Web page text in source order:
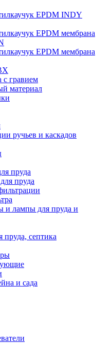
EPDM INDY
EPDM мембрана
EPDM мембрана
с гравием
материал
ручьев и каскадов
пруда
пруда
и лампы для пруда и
пруда, септика
и сада